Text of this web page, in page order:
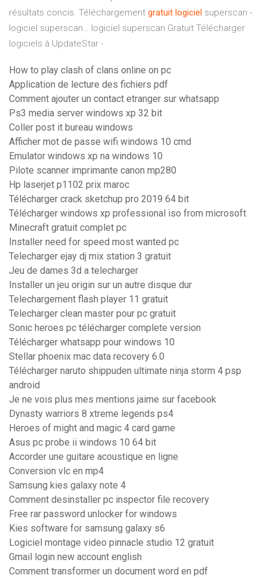
résultats concis. Téléchargement gratuit logiciel superscan -
logiciel superscan… logiciel superscan Gratuit Télécharger
logiciels à UpdateStar -
How to play clash of clans online on pc
Application de lecture des fichiers pdf
Comment ajouter un contact etranger sur whatsapp
Ps3 media server windows xp 32 bit
Coller post it bureau windows
Afficher mot de passe wifi windows 10 cmd
Emulator windows xp na windows 10
Pilote scanner imprimante canon mp280
Hp laserjet p1102 prix maroc
Télécharger crack sketchup pro 2019 64 bit
Télécharger windows xp professional iso from microsoft
Minecraft gratuit complet pc
Installer need for speed most wanted pc
Telecharger ejay dj mix station 3 gratuit
Jeu de dames 3d a telecharger
Installer un jeu origin sur un autre disque dur
Telechargement flash player 11 gratuit
Telecharger clean master pour pc gratuit
Sonic heroes pc télécharger complete version
Télécharger whatsapp pour windows 10
Stellar phoenix mac data recovery 6.0
Télécharger naruto shippuden ultimate ninja storm 4 psp
android
Je ne vois plus mes mentions jaime sur facebook
Dynasty warriors 8 xtreme legends ps4
Heroes of might and magic 4 card game
Asus pc probe ii windows 10 64 bit
Accorder une guitare acoustique en ligne
Conversion vlc en mp4
Samsung kies galaxy note 4
Comment desinstaller pc inspector file recovery
Free rar password unlocker for windows
Kies software for samsung galaxy s6
Logiciel montage video pinnacle studio 12 gratuit
Gmail login new account english
Comment transformer un document word en pdf